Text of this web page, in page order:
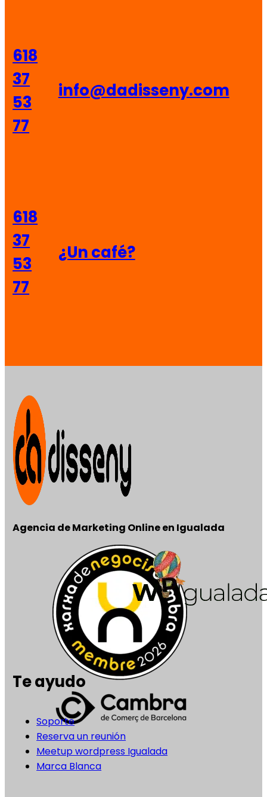
618
37
53
77
info@dadisseny.com
618
37
53
77
¿Un café?
Agencia de Marketing Online en Igualada
Te ayudo
Soporte
Reserva un reunión
Meetup wordpress Igualada
Marca Blanca